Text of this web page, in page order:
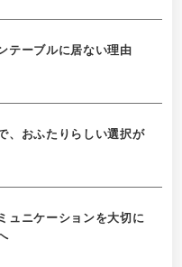
テーブルに居ない理由
、おふたりらしい選択が
ュニケーションを大切に